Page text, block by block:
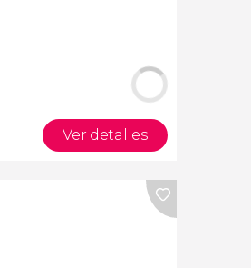
Ver detalles